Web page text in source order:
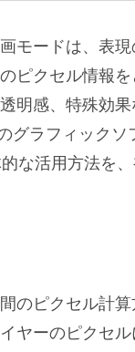
モードは、表
ピクセル情報
明感、特殊効
グラフィックソ
な活用方法を
のピクセル計
ヤーのピクセ